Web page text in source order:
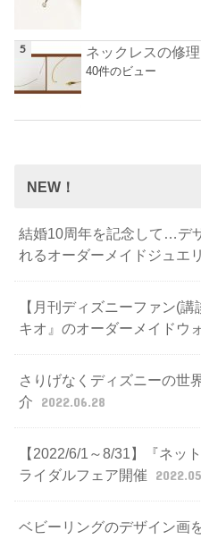
ネックレスの修理
40件のビュー
NEW！
結婚10周年を記念して…デ
れるオーダーメイドジュエ
【月刊ディズニーファン(
キオ』のオーダーメイドウ
さりげなくディズニーの世
介
2022.06.28
【2022/6/1～8/31】『ネッ
ライダルフェア開催
ベビーリングのデザイン画